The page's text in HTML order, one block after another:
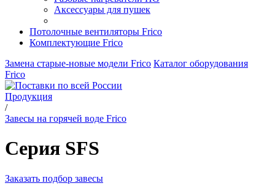
Аксессуары для пушек
Потолочные вентиляторы Frico
Комплектующие Frico
Замена старые-новые модели Frico Каталог оборудования
Frico
Продукция
/
Завесы на горячей воде Frico
Серия SFS
Заказать подбор завесы